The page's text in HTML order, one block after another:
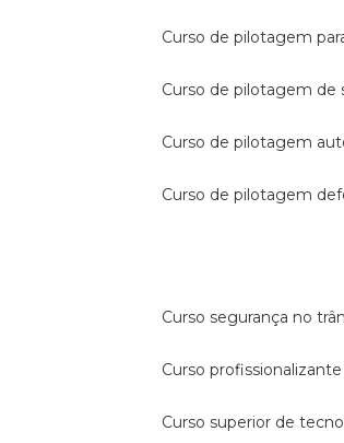
curso de pilotagem
curso de pilotagem
curso de pilotagem
curso de pilotagem
curso segurança no
curso
curso superior de